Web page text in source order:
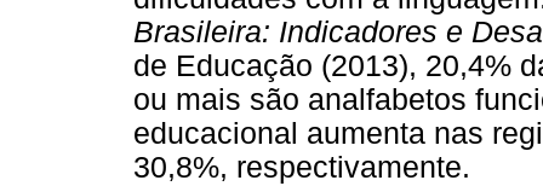
Brasileira: Indicadores e
de Educação (2013), 20,4%
ou mais são analfabetos
educacional aumenta nas
30,8%, respectivamente.